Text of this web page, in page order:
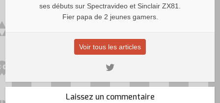
ses débuts sur Spectravideo et Sinclair ZX81.
Fier papa de 2 jeunes gamers.
Voir tous les articles
Laissez un commentaire